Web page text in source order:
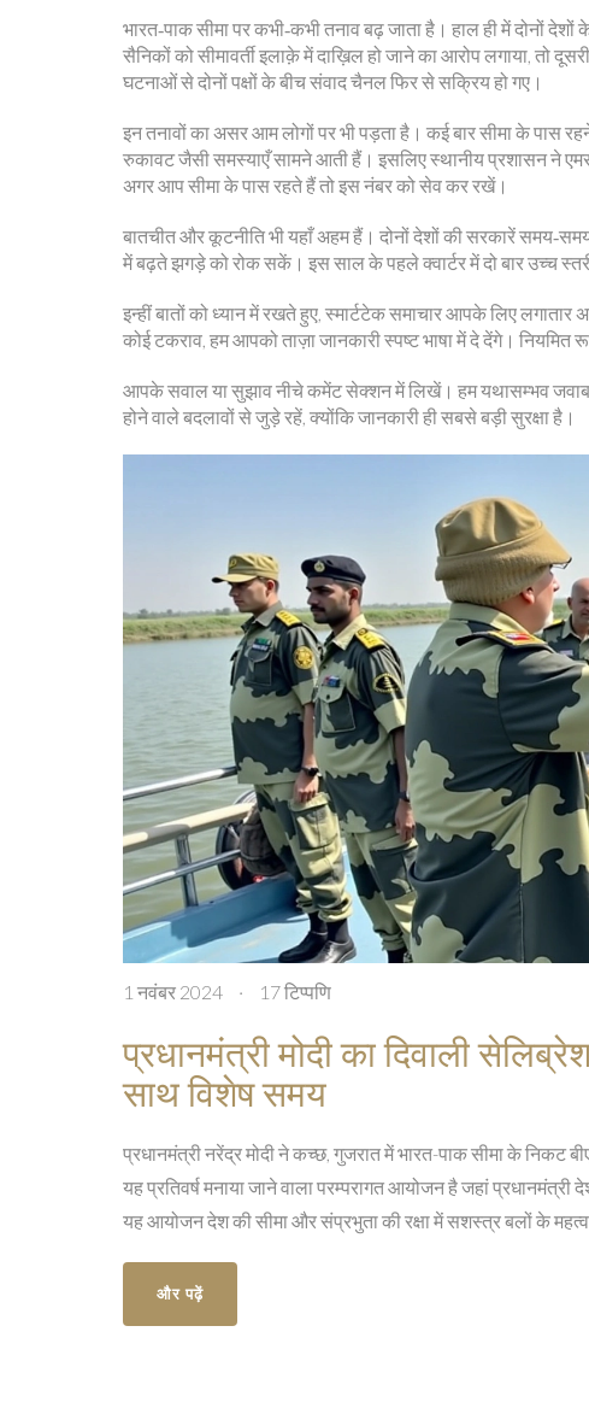
भारत‑पाक सीमा पर कभी‑कभी तनाव बढ़ जाता है। हाल ही में दोनों
सैनिकों को सीमावर्ती इलाक़े में दाख़िल हो जाने का आरोप लगाया, तो
घटनाओं से दोनों पक्षों के बीच संवाद चैनल फिर से सक्रिय हो गए।
इन तनावों का असर आम लोगों पर भी पड़ता है। कई बार सीमा के पास
रुकावट जैसी समस्याएँ सामने आती हैं। इसलिए स्थानीय प्रशासन ने
अगर आप सीमा के पास रहते हैं तो इस नंबर को सेव कर रखें।
बातचीत और कूटनीति भी यहाँ अहम हैं। दोनों देशों की सरकारें
में बढ़ते झगड़े को रोक सकें। इस साल के पहले क्वार्टर में दो बार उच्च
इन्हीं बातों को ध्यान में रखते हुए, स्मार्टटेक समाचार आपके लिए लगातार
कोई टकराव, हम आपको ताज़ा जानकारी स्पष्ट भाषा में दे देंगे।
आपके सवाल या सुझाव नीचे कमेंट सेक्शन में लिखें। हम यथासम्भव
होने वाले बदलावों से जुड़े रहें, क्योंकि जानकारी ही सबसे बड़ी सुरक्षा है।
1 नवंबर 2024 · 17 टिप्पणि
प्रधानमंत्री मोदी का दिवाली
साथ विशेष समय
प्रधानमंत्री नरेंद्र मोदी ने कच्छ, गुजरात में भारत-पाक सीमा के निकट
यह प्रतिवर्ष मनाया जाने वाला परम्परागत आयोजन है जहां
यह आयोजन देश की सीमा और संप्रभुता की रक्षा में सशस्त्र बलों के
और पढ़ें